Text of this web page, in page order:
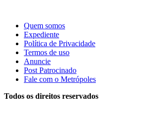
Quem somos
Expediente
Política de Privacidade
Termos de uso
Anuncie
Post Patrocinado
Fale com o Metrópoles
Todos os direitos reservados